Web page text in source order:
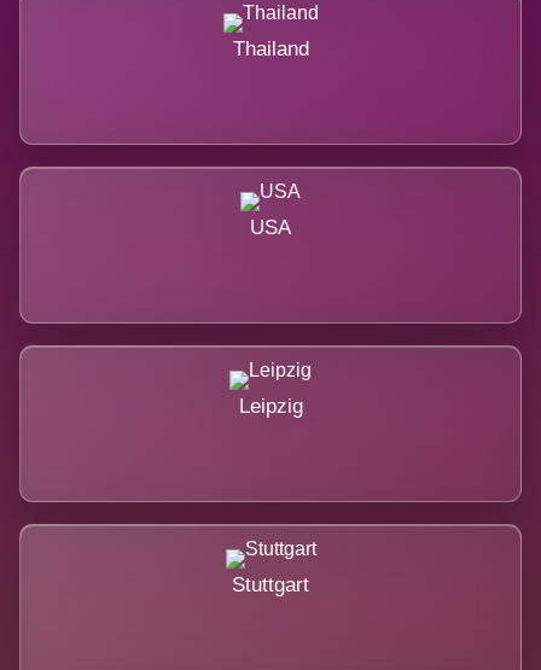
Thailand
USA
Leipzig
Stuttgart